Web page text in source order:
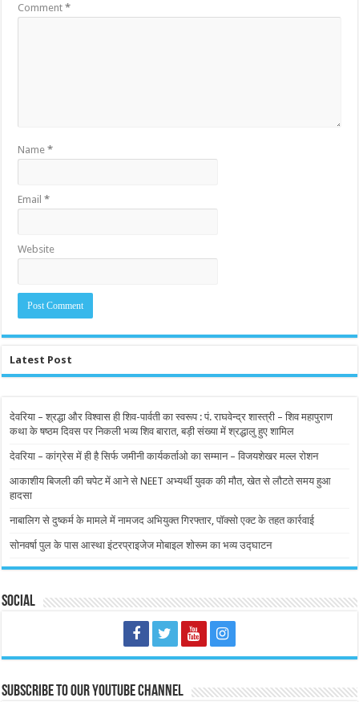
Comment*
Name*
Email*
Website
Latest Post
देवरिया – श्रद्धा और विश्वास ही शिव-पार्वती का स्वरूप : पं. राघवेन्द्र शास्त्री – शिव महापुराण
कथा के षष्ठम दिवस पर निकली भव्य शिव बारात, बड़ी संख्या में श्रद्धालु हुए शामिल
देवरिया – कांग्रेस में ही है सिर्फ जमीनी कार्यकर्ताओ का सम्मान – विजयशेखर मल्ल रोशन
आकाशीय बिजली की चपेट में आने से NEET अभ्यर्थी युवक की मौत, खेत से लौटते समय हुआ
हादसा
नाबालिग से दुष्कर्म के मामले में नामजद अभियुक्त गिरफ्तार, पॉक्सो एक्ट के तहत कार्रवाई
सोनवर्षा पुल के पास आस्था इंटरप्राइजेज मोबाइल शोरूम का भव्य उद्घाटन
Social
Subscribe to our Youtube Channel